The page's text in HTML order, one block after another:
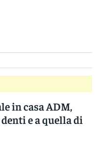
in casa ADM,
e a quella di